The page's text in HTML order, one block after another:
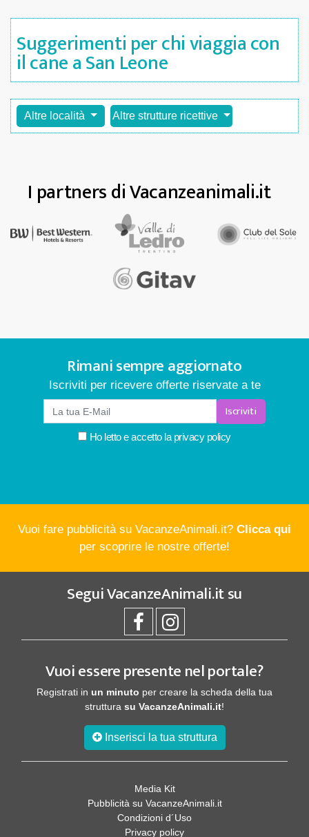
Suggerimenti per chi viaggia con
il cane a San Leone
Altre località Altre strutture ricettive
I partners di Vacanzeanimali.it
Rimani sempre aggiornato
Iscriviti per ricevere offerte riservate a te
Iscriviti
Ho letto e accetto laprivacy policy
Vuoi fare pubblicità su VacanzeAnimali.it? Clicca qui
per scoprire le nostre offerte!
SeguiVacanzeAnimali.itsu
Vuoi essere presente nel portale?
Registrati in un minuto per creare la scheda della tua
struttura su VacanzeAnimali.it!
Inserisci la tua struttura
Media Kit
Pubblicità su VacanzeAnimali.it
Condizioni d´Uso
Privacy policy